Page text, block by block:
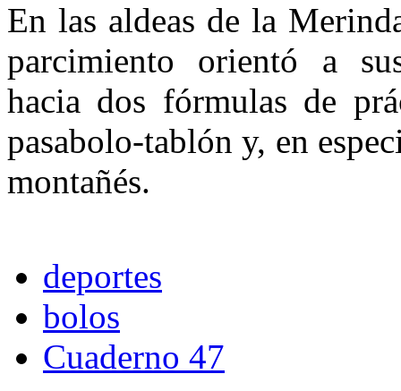
En las aldeas de la
parcimiento orientó a
hacia dos fórmulas de
pasabolo-tablón y, en
montañés.
deportes
bolos
Cuaderno 47